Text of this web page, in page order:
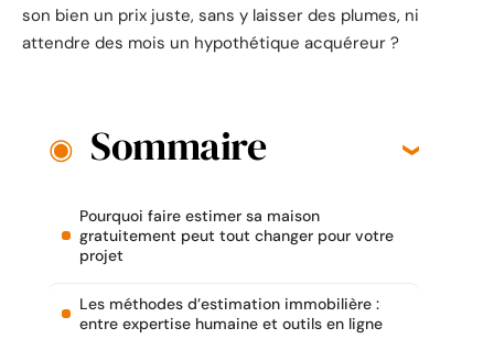
son bien un prix juste, sans y laisser des plumes, ni
attendre des mois un hypothétique acquéreur ?
Sommaire
Pourquoi faire estimer sa maison
gratuitement peut tout changer pour votre
projet
Les méthodes d’estimation immobilière :
entre expertise humaine et outils en ligne